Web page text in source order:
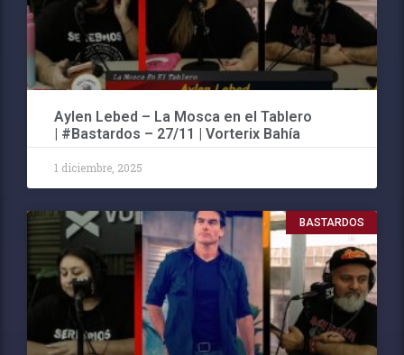
Aylen Lebed – La Mosca en el Tablero
| #Bastardos – 27/11 | Vorterix Bahía
1 diciembre, 2025
BASTARDOS